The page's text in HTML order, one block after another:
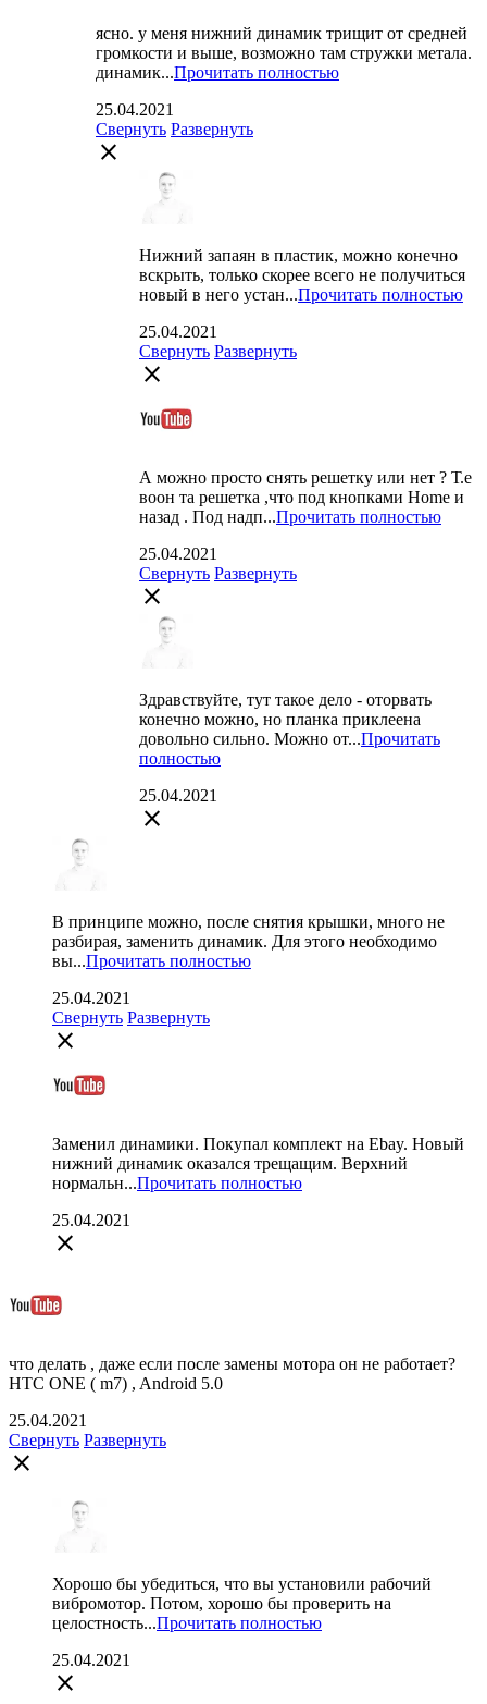
ясно. у меня нижний динамик трищит от средней
громкости и выше, возможно там стружки метала.
динамик...Прочитать полностью
25.04.2021
Свернуть Развернуть
close
Нижний запаян в пластик, можно конечно
вскрыть, только скорее всего не получиться
новый в него устан...Прочитать полностью
25.04.2021
Свернуть Развернуть
close
А можно просто снять решетку или нет ? Т.е
воон та решетка ,что под кнопками Home и
назад . Под надп...Прочитать полностью
25.04.2021
Свернуть Развернуть
close
Здравствуйте, тут такое дело - оторвать
конечно можно, но планка приклеена
довольно сильно. Можно от...Прочитать
полностью
25.04.2021
close
В принципе можно, после снятия крышки, много не
разбирая, заменить динамик. Для этого необходимо
вы...Прочитать полностью
25.04.2021
Свернуть Развернуть
close
Заменил динамики. Покупал комплект на Ebay. Новый
нижний динамик оказался трещащим. Верхний
нормальн...Прочитать полностью
25.04.2021
close
что делать , даже если после замены мотора он не работает?
HTC ONE ( m7) , Android 5.0
25.04.2021
Свернуть Развернуть
close
Хорошо бы убедиться, что вы установили рабочий
вибромотор. Потом, хорошо бы проверить на
целостность...Прочитать полностью
25.04.2021
close